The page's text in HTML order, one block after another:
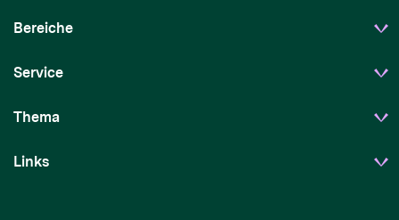
Bereiche
Service
Thema
Links